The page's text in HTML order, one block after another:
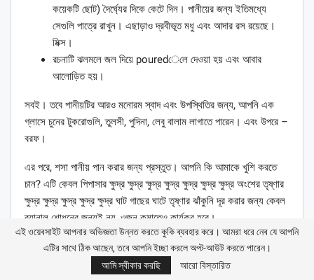
কয়েকটি ছোট) দৈর্ঘ্যের দিকে কেটে দিন। পানীয়ের জন্য ইতিমধ্যে
সেগুলি পাত্রে রাখুন। এছাড়াও দ্রবীভূত মধু এবং আদার রস রয়েছে।
মিক্স।
রচনাটি ঝলমলে জল দিয়ে pouredেলে দেওয়া হয় এবং আবার
আলোড়িত হয়।
সবই। তবে পানীয়টির আরও মনোরম স্বাদ এবং উপস্থিতির জন্য, আপনি এক
গ্লাসে চুনের টুকরোগুলি, তুলসী, পুদিনা, লেবু বালাম লাগাতে পারেন। এবং উপরে –
বরফ।
এর পরে, শসা পানীয় পান করার জন্য প্রস্তুত। আপনি কি আমাকে খুশি করতে
চান? এটি কেবল পিপাসার ক্ষুদ্র ক্ষুদ্র ক্ষুদ্র ক্ষুদ্র ক্ষুদ্র ক্ষুদ্র ক্ষুদ্র অংশের তৃষ্ণার
ক্ষুদ্র ক্ষুদ্র ক্ষুদ্র ক্ষুদ্র ক্ষুদ্র ঘাট গাছের ঘাটে তৃষ্ণার ঝাঁকুনি দূর করার জন্য কেবল
ব্যানাল শোধনের জন্যই নয়, ওজন কমাতেও কার্যকর হবে।
কেন লেবু জল খাওয়ার জন্য কমলা কমল
এই ওয়েবসাইট আপনার অভিজ্ঞতা উন্নত করতে কুকি ব্যবহার করে। আমরা ধরে নেব যে আপনি
এটির সাথে ঠিক আছেন, তবে আপনি ইচ্ছা করলে অপ্ট-আউট করতে পারেন।
আমি স্বীকার করছি
আরো বিস্তারিত